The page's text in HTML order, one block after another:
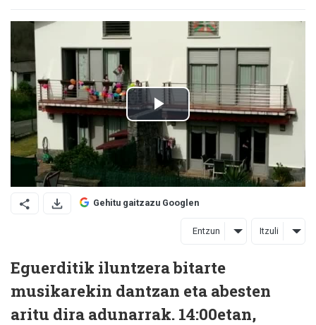
Gehitu gaitzazu Googlen
Entzun Itzuli
Eguerditik iluntzera bitarte
musikarekin dantzan eta abesten
aritu dira adunarrak. 14:00etan,